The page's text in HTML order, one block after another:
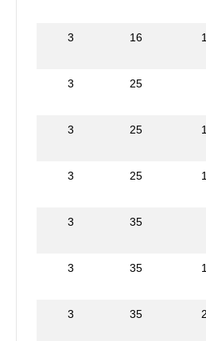
3 16
3 25
3 25
3 25
3 35
3 35
3 35